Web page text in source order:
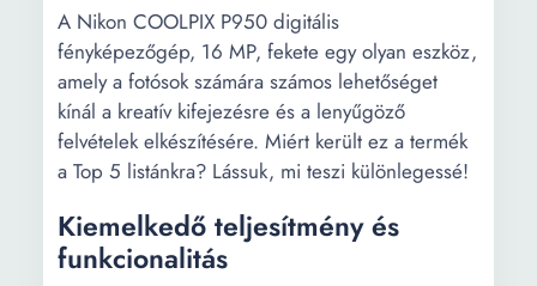
Képstabilizátor: Optikai
Exponálás:
+ / - 2 EV 1/3 EV
lépésben
Külső vakuval
kompatibilis
márka:
Canon
A Nikon COOLPIX P950 digitális
fényképezőgép, 16 MP, fekete egy olyan eszköz,
amely a fotósok számára számos lehetőséget
kínál a kreatív kifejezésre és a lenyűgöző
felvételek elkészítésére. Miért került ez a termék
a Top 5 listánkra? Lássuk, mi teszi különlegessé!
Kiemelkedő teljesítmény és
funkcionalitás